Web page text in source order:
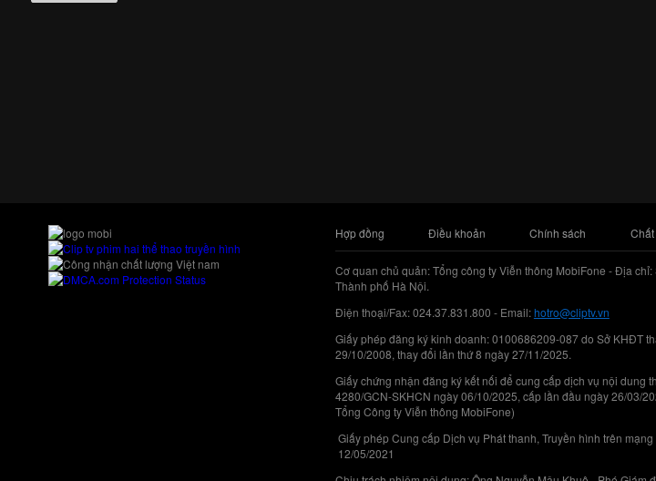
Hợp đồng Điều khoản Chính sách
Cơ quan chủ quản: Tổng công ty Viễn thông MobiFone - Địa
Thành phố Hà Nội.
Điện thoại/Fax: 024.37.831.800 - Email:hotro@cliptv.vn
Giấy phép đăng ký kinh doanh: 0100686209-087 do Sở KHĐT
29/10/2008, thay đổi lần thứ 8 ngày 27/11/2025.
Giấy chứng nhận đăng ký kết nối để cung cấp dịch vụ nội dung
4280/GCN-SKHCN ngày 06/10/2025, cấp lần đầu ngày 26/03/
Tổng Công ty Viễn thông MobiFone)
Giấy phép Cung cấp Dịch vụ Phát thanh, Truyền hình trên
12/05/2021